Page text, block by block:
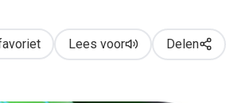
Lees voor Delen